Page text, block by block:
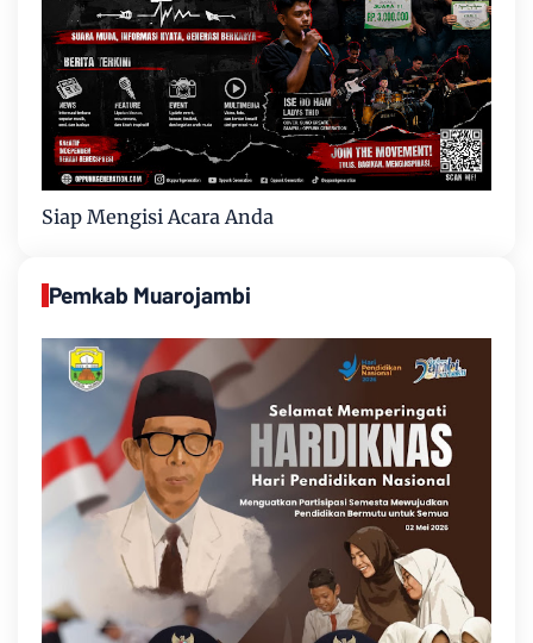
Siap Mengisi Acara Anda
Pemkab Muarojambi